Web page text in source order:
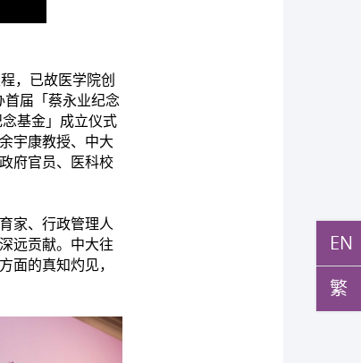
EN
繁
，已故医学院创
首届「蔡永业纪念
基金」成立仪式
宇康教授、中大
府官员、医科校
家、行政管理人
远贡献。中大往
面的真知灼见，